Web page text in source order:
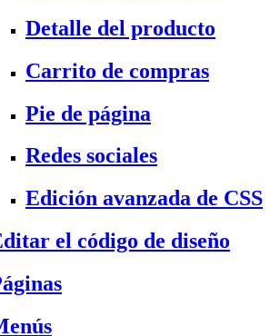
Detalle del producto
Carrito de compras
Pie de página
Redes sociales
Edición avanzada de CSS
el código de diseño